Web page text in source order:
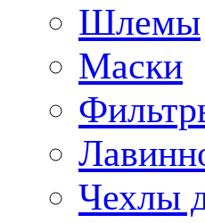
Шлемы
Маски
Чехлы